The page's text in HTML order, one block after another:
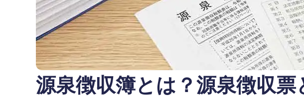
源泉徴収簿とは？源泉徴収票